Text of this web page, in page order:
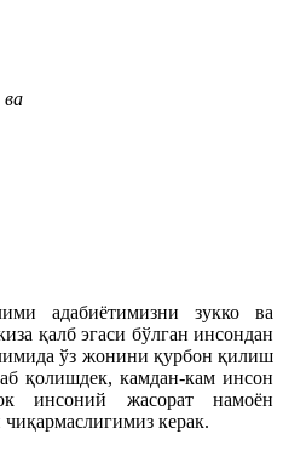
адабиётимизни зукко ва
қалб эгаси бўлган инсондан
ўз жонини қурбон қилиш
қолишдек, камдан-кам инсон
инсоний жасорат намоён
керак.